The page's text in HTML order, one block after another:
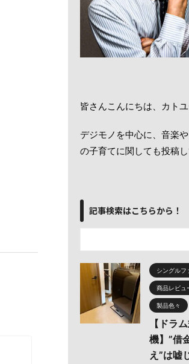
皆さんこんにちは、カトユ
デジモノを中心に、音楽
の子育てに関しても投稿し
記事検索はこちらから！
シングルフ
商品レビュ
製品色々
【ドラ
機】”借
え”は嘘